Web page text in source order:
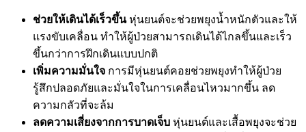
ช่วยให้เดินได้เร็วขึ้นหุ่นยนต์จะช่วยพยุงน้ำหนักตัวและให้
แรงขับเคลื่อน ทำให้ผู้ป่วยสามารถเดินได้ไกลขึ้นและเร็ว
ขึ้นกว่าการฝึกเดินแบบปกติ
เพิ่มความมั่นใจ การมีหุ่นยนต์คอยช่วยพยุงทำให้ผู้ป่วย
รู้สึกปลอดภัยและมั่นใจในการเคลื่อนไหวมากขึ้น ลด
ความกลัวที่จะล้ม
ลดความเสี่ยงจากการบาดเจ็บ หุ่นยนต์และเสื้อพยุงจะช่วย